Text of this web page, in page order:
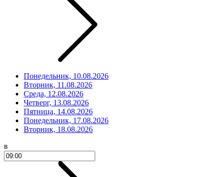
Понедельник, 10.08.2026
Вторник, 11.08.2026
Среда, 12.08.2026
Четверг, 13.08.2026
Пятница, 14.08.2026
Понедельник, 17.08.2026
Вторник, 18.08.2026
в